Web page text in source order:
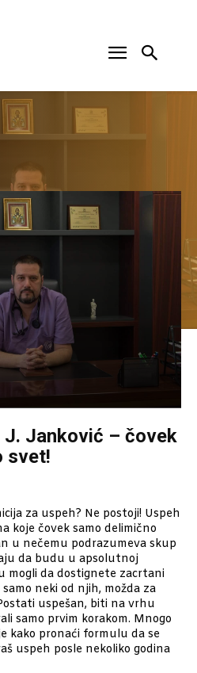
Janković – čovek
svet!
za uspeh? Ne postoji! Uspeh
koje čovek samo delimično
u nečemu podrazumeva skup
da budu u apsolutnoj
mogli da dostignete zacrtani
neki od njih, možda za
uspešan, biti na vrhu
samo prvim korakom. Mnogo
kako pronaći formulu da se
uspeh posle nekoliko godina